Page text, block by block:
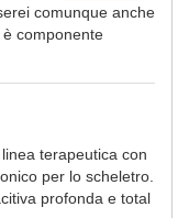
comunque anche
componente
terapeutica con
per lo scheletro.
profonda e total